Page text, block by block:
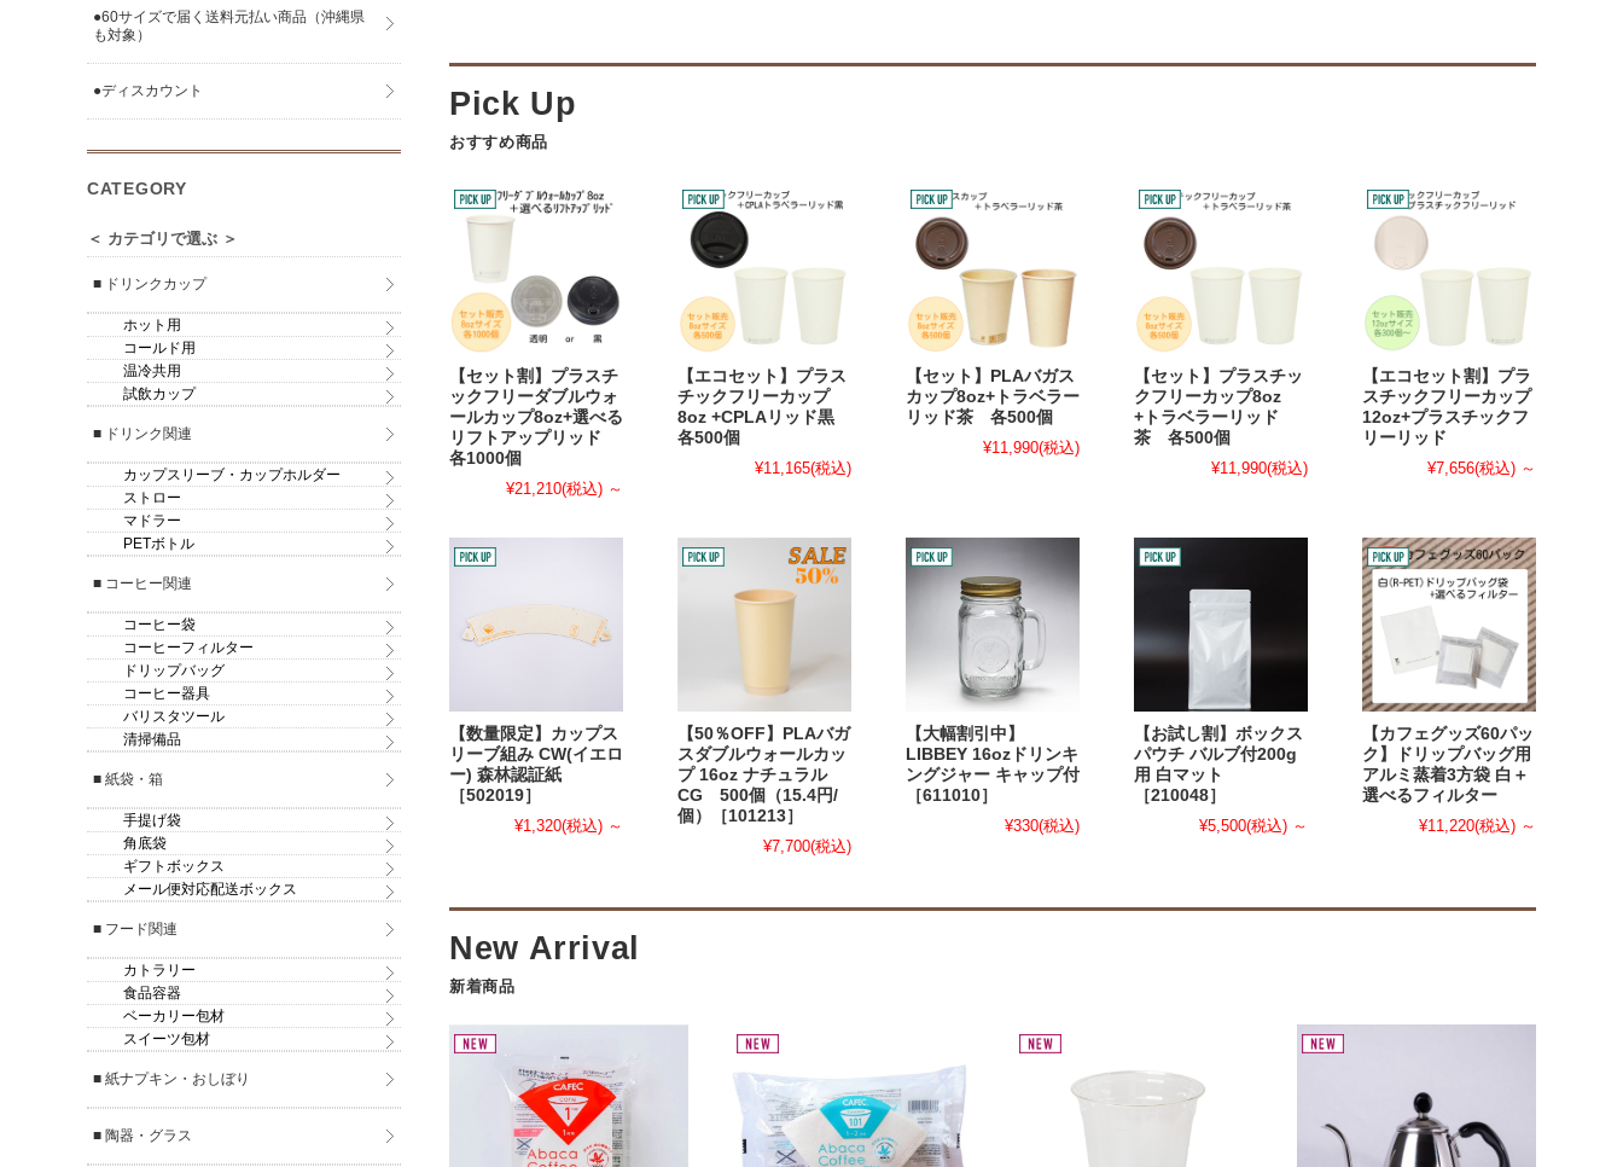
おすすめ商品
【セット割】プラスチ
ックフリーダブルウォ
ールカップ8oz+選べる
リフトアップリッド
各1000個
¥21,210(税込) ～
【エコセット】プラス
チックフリーカップ
8oz +CPLAリッド黒
各500個
¥11,165(税込)
【セット】PLAバガス
カップ8oz+トラベラー
リッド茶 各500個
¥11,990(税込)
【セット】プラスチッ
クフリーカップ8oz
+トラベラーリッド
茶 各500個
¥11,990(税込)
【エコセット割】プラ
スチックフリーカップ
12oz+プラスチックフ
リーリッド
¥7,656(税込) ～
【数量限定】カップス
リーブ組み CW(イエロ
ー) 森林認証紙
［502019］
¥1,320(税込) ～
【50％OFF】PLAバガ
スダブルウォールカッ
プ 16oz ナチュラル
CG 500個（15.4円/
個）［101213］
¥7,700(税込)
【大幅割引中】
LIBBEY 16ozドリンキ
ングジャー キャップ付
［611010］
¥330(税込)
【お試し割】ボックス
パウチ バルブ付200g
用 白マット
［210048］
¥5,500(税込) ～
【カフェグッズ60パッ
ク】ドリップバッグ用
アルミ蒸着3方袋 白＋
選べるフィルター
¥11,220(税込) ～
新着商品
●60サイズで届く送料元払い商品（沖縄県
も対象）
●ディスカウント
CATEGORY
＜ カテゴリで選ぶ ＞
■ ドリンクカップ
ホット用
コールド用
温冷共用
試飲カップ
■ ドリンク関連
カップスリーブ・カップホルダー
ストロー
マドラー
PETボトル
■ コーヒー関連
コーヒー袋
コーヒーフィルター
ドリップバッグ
コーヒー器具
バリスタツール
清掃備品
■ 紙袋・箱
手提げ袋
角底袋
ギフトボックス
メール便対応配送ボックス
■ フード関連
カトラリー
食品容器
ベーカリー包材
スイーツ包材
■ 紙ナプキン・おしぼり
■ 陶器・グラス